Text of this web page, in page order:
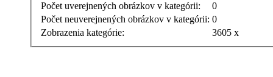
Počet uverejnených obrázkov v kategórii:
0
Počet neuverejnených obrázkov v kategórii: 0
Zobrazenia kategórie:
3605 x